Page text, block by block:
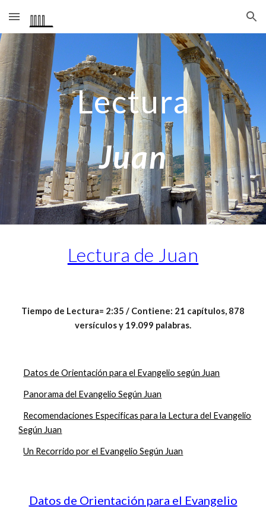
Skip to main content Skip to navigation
Lectura
Juan
Lectura de Juan
Tiempo de Lectura= 2:35 / Contiene: 21 capítulos, 878
versículos y 19.099 palabras.
Datos de Orientación para el Evangelio según Juan
Panorama del Evangelio Según Juan
Recomendaciones Específicas para la Lectura del Evangelio
Según Juan
Un Recorrido por el Evangelio Según Juan
Datos de Orientación para el Evangelio